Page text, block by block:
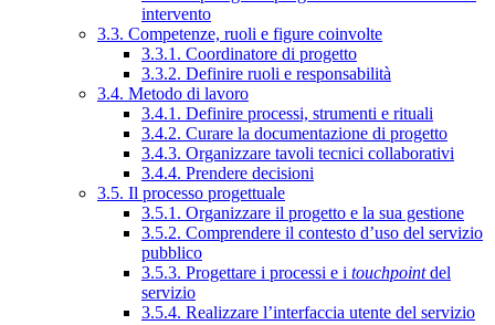
intervento
3.3. Competenze, ruoli e figure coinvolte
3.3.1. Coordinatore di progetto
3.3.2. Definire ruoli e responsabilità
3.4. Metodo di lavoro
3.4.1. Definire processi, strumenti e rituali
3.4.2. Curare la documentazione di progetto
3.4.3. Organizzare tavoli tecnici collaborativi
3.4.4. Prendere decisioni
3.5. Il processo progettuale
3.5.1. Organizzare il progetto e la sua gestione
3.5.2. Comprendere il contesto d’uso del servizio
pubblico
3.5.3. Progettare i processi e i touchpointdel
servizio
3.5.4. Realizzare l’interfaccia utente del servizio